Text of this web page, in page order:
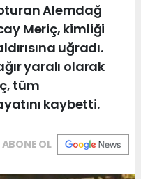
Alemdağ
Meriç, kimliği
uğradı.
yaralı olarak
tüm
kaybetti.
ABONE OL